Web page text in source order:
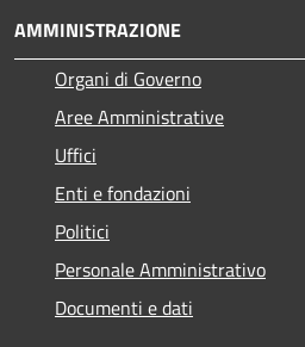
AMMINISTRAZIONE
Organi di Governo
Aree Amministrative
Uffici
Enti e fondazioni
Politici
Personale Amministrativo
Documenti e dati